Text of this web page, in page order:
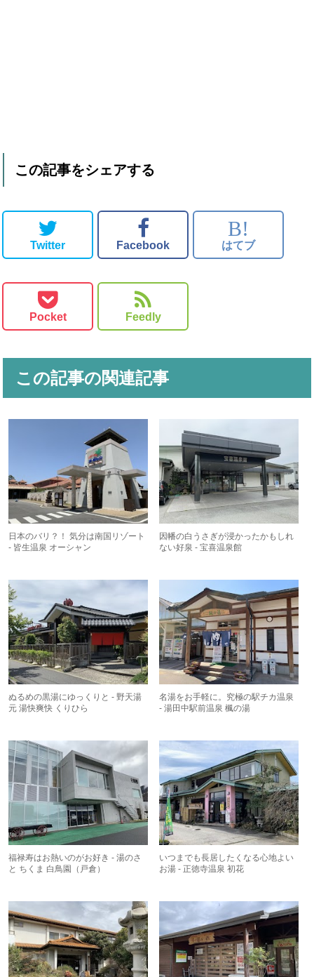
この記事をシェアする
Twitter Facebook
B!
はてブ
Pocket Feedly
この記事の関連記事
日本のバリ？！ 気分は南国リゾート
- 皆生温泉 オーシャン
因幡の白うさぎが浸かったかもしれ
ない好泉 - 宝喜温泉館
ぬるめの黒湯にゆっくりと - 野天湯
元 湯快爽快 くりひら
名湯をお手軽に。究極の駅チカ温泉
- 湯田中駅前温泉 楓の湯
福禄寿はお熱いのがお好き - 湯のさ
と ちくま 白鳥園（戸倉）
いつまでも長居したくなる心地よい
お湯 - 正徳寺温泉 初花